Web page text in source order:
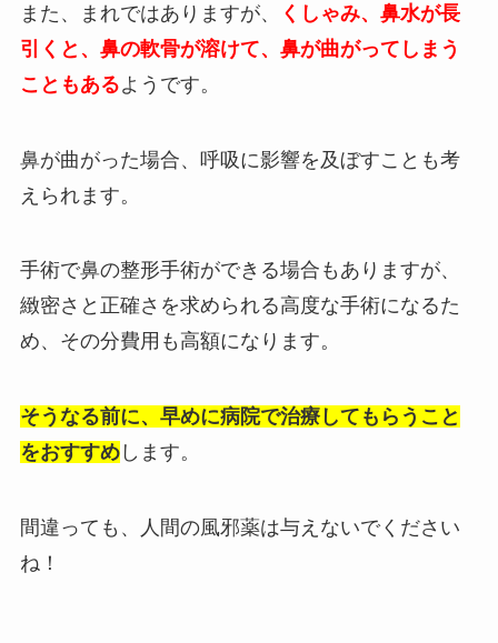
また、まれではありますが、
くしゃみ、鼻水が長
引くと、鼻の軟骨が溶けて、鼻が曲がってしまう
こともあるようです。
鼻が曲がった場合、呼吸に影響を及ぼすことも考
えられます。
手術で鼻の整形手術ができる場合もありますが、
緻密さと正確さを求められる高度な手術になるた
め、その分費用も高額になります。
そうなる前に、早めに病院で治療してもらうこと
をおすすめします。
間違っても、人間の風邪薬は与えないでください
ね！